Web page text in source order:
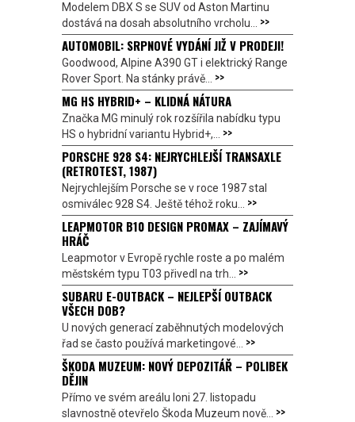
Modelem DBX S se SUV od Aston Martinu
dostává na dosah absolutního vrcholu... >>
AUTOMOBIL: SRPNOVÉ VYDÁNÍ JIŽ V PRODEJI!
Goodwood, Alpine A390 GT i elektrický Range
Rover Sport. Na stánky právě... >>
MG HS HYBRID+ – KLIDNÁ NÁTURA
Značka MG minulý rok rozšířila nabídku typu
HS o hybridní variantu Hybrid+,... >>
PORSCHE 928 S4: NEJRYCHLEJŠÍ TRANSAXLE
(RETROTEST, 1987)
Nejrychlejším Porsche se v roce 1987 stal
osmiválec 928 S4. Ještě téhož roku... >>
LEAPMOTOR B10 DESIGN PROMAX – ZAJÍMAVÝ
HRÁČ
Leapmotor v Evropě rychle roste a po malém
městském typu T03 přivedl na trh... >>
SUBARU E-OUTBACK – NEJLEPŠÍ OUTBACK
VŠECH DOB?
U nových generací zaběhnutých modelových
řad se často používá marketingové... >>
ŠKODA MUZEUM: NOVÝ DEPOZITÁŘ – POLIBEK
DĚJIN
Přímo ve svém areálu loni 27. listopadu
slavnostně otevřelo Škoda Muzeum nově... >>